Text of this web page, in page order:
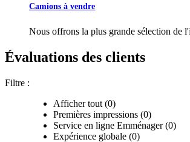
Camions à vendre
Nous offrons la plus grande sélection de
Évaluations des clients
Filtre :
Afficher tout (0)
Premières impressions (0)
Service en ligne Emménager (0)
Expérience globale (0)